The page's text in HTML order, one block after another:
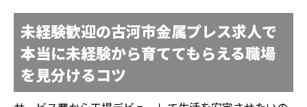
未経験歓迎の古河市金属プレス求人で
本当に未経験から育ててもらえる職場
を見分けるコツ